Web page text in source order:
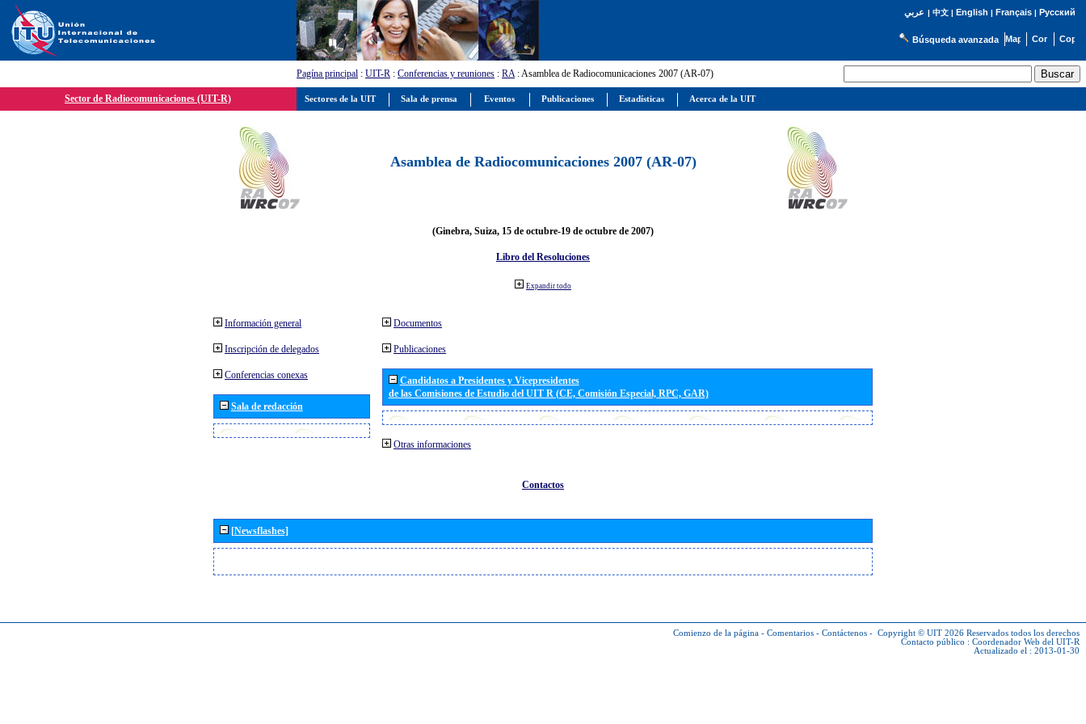
عربي | 中文| English | Français| Русский
Búsqueda avanzada
Pagína principal : UIT-R : Conferencias y reuniones : RA: Asamblea de Radiocomunicaciones 2007 (AR-07)
Sector de Radiocomunicaciones (UIT-R)
Asamblea de Radiocomunicaciones 2007 (AR-07)
(Ginebra, Suiza, 15 de octubre-19 de octubre de 2007)
Libro del Resoluciones
Expandir todo
Información general
Inscripción de delegados
Conferencias conexas
Sala de redacción
Documentos
Publicaciones
Candidatos a Presidentes y Vicepresidentes
de las Comisiones de Estudio del UIT R (CE, Comisión Especial, RPC, GAR)
Otras informaciones
Contactos
[Newsflashes]
Comienzo de la página - Comentarios - Contáctenos - Copyright © UIT 2026 Reservados todos los derechos
Contacto público : Coordenador Web del UIT-R
Actualizado el : 2013-01-30
Sectores de la UIT Sala de prensa Eventos Publicaciones Estadísticas Acerca de la UIT